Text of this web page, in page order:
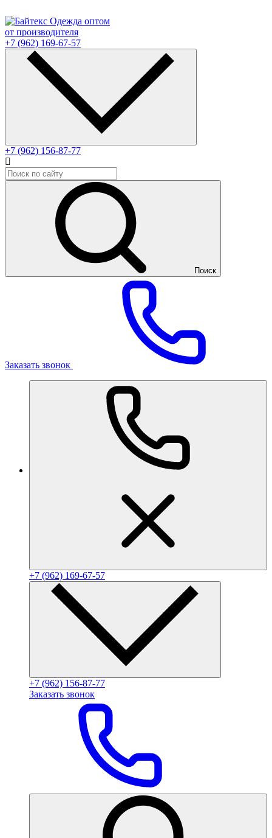
Одежда оптом
от производителя
+7 (962) 169-67-57
+7 (962) 156-87-77
Поиск
Заказать звонок
+7 (962) 169-67-57
+7 (962) 156-87-77
Заказать звонок